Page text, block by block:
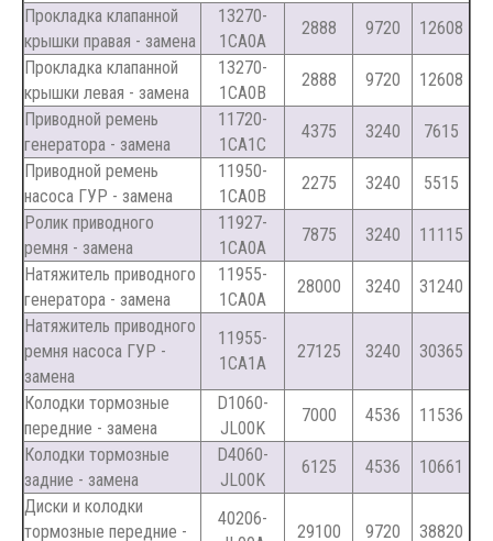
Прокладка клапанной
крышки правая - замена
13270-
1CA0A
2888 9720
12608
Прокладка клапанной
крышки левая - замена
13270-
1CA0B
2888 9720
12608
Приводной ремень
генератора - замена
11720-
1CA1C
4375 3240
7615
Приводной ремень
насоса ГУР - замена
11950-
1CA0B
2275 3240
5515
Ролик приводного
ремня - замена
11927-
1CA0A
7875 3240
11115
Натяжитель приводного
генератора - замена
11955-
1CA0A
28000 3240
31240
Натяжитель приводного
ремня насоса ГУР -
замена
11955-
1CA1A
27125 3240 30365
Колодки тормозные
передние - замена
D1060-
JL00K
7000 4536
11536
Колодки тормозные
задние - замена
D4060-
JL00K
6125 4536
10661
Диски и колодки
тормозные передние -
40206-
29100 9720 38820